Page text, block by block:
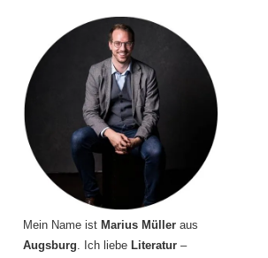
Mein Name ist Marius Müller aus
Augsburg. Ich liebe Literatur –